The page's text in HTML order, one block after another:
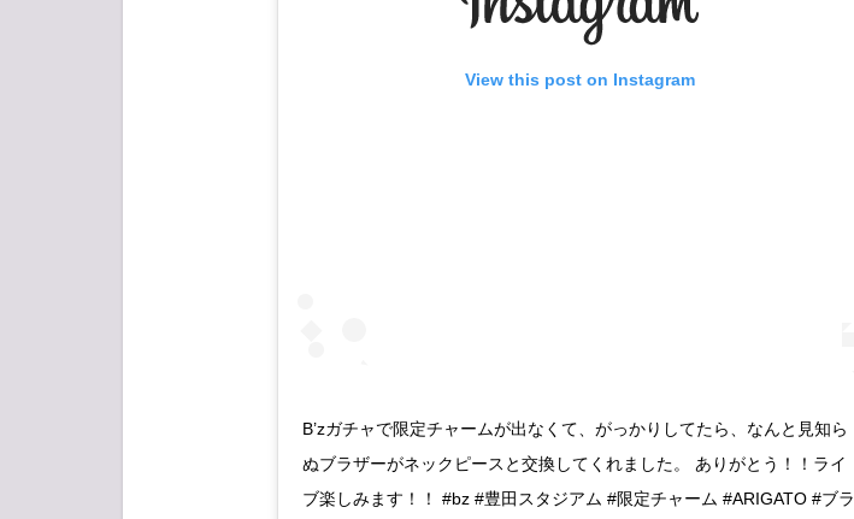
View this post on Instagram
B’zガチャで限定チャームが出なくて、がっかりしてたら、なんと見知ら
ぬブラザーがネックピースと交換してくれました。 ありがとう！！ライ
ブ楽しみます！！ #bz #豊田スタジアム #限定チャーム #ARIGATO #ブラ